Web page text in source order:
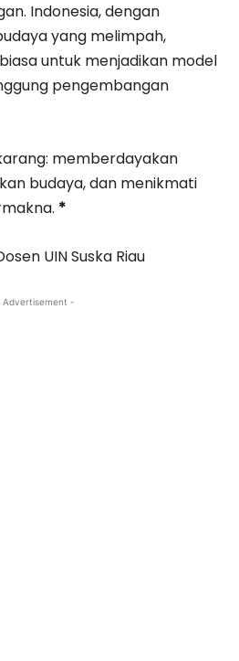
Indonesia, dengan
yang melimpah,
untuk menjadikan model
pengembangan
memberdayakan
budaya, dan menikmati
*
UIN Suska Riau
Advertisement -